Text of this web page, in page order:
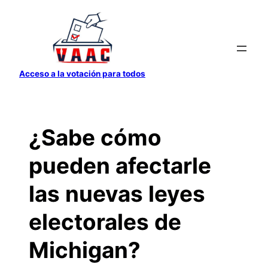
contenido
Acceso a la votación para todos
¿Sabe cómo
pueden afectarle
las nuevas leyes
electorales de
Michigan?